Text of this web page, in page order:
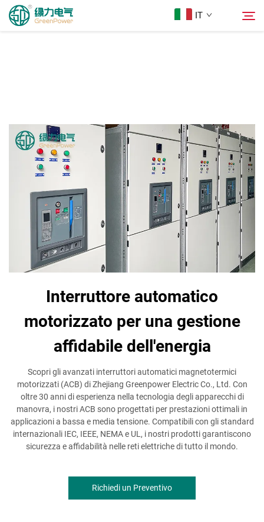
IT
Chi Siamo
Soluzioni
Scarica
Contattaci
Interruttore automatico
motorizzato per una gestione
affidabile dell'energia
Scopri gli avanzati interruttori automatici magnetotermici
motorizzati (ACB) di Zhejiang Greenpower Electric Co., Ltd. Con
oltre 30 anni di esperienza nella tecnologia degli apparecchi di
manovra, i nostri ACB sono progettati per prestazioni ottimali in
applicazioni a bassa e media tensione. Compatibili con gli standard
internazionali IEC, IEEE, NEMA e UL, i nostri prodotti garantiscono
sicurezza e affidabilità nelle reti elettriche di tutto il mondo.
Richiedi un Preventivo